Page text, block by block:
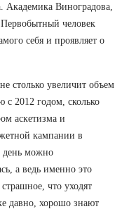
Академика Виноградова,
человек
себя и проявляет о
столько увеличит объем
с 2012 годом, сколько
аскетизма и
кампании в
день можно
а ведь именно это
что уходят
давно, хорошо знают